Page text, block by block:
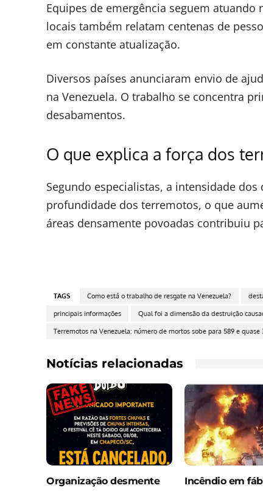
Equipes de emergência seguem
locais também relatam centenas de
em constante atualização.
Diversos países anunciaram envio de
na Venezuela. O trabalho se concentra
desabamentos.
O que explica a força dos
Segundo especialistas, a intensidade
profundidade dos terremotos, o que
áreas densamente povoadas contribuiu
TAGS Como está o trabalho de resgate na Venezuela?
principais informações Qual foi a dimensão da destruição
Terremotos na Venezuela: número de mortos sobe para 589 e
Notícias relacionadas
Organização desmente
Incêndio em